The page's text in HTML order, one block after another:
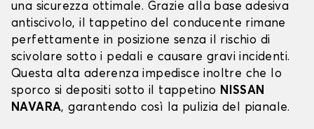
una sicurezza ottimale. Grazie alla base adesiva
antiscivolo, il tappetino del conducente rimane
perfettamente in posizione senza il rischio di
scivolare sotto i pedali e causare gravi incidenti.
Questa alta aderenza impedisce inoltre che lo
sporco si depositi sotto il tappetino NISSAN
NAVARA, garantendo così la pulizia del pianale.